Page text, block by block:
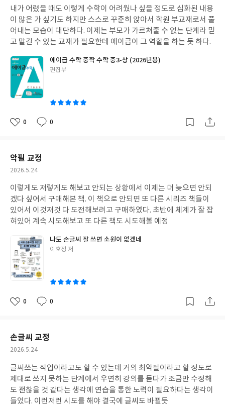
은 시대를 살았더라도 사람마다 경험한 현실은 다르며, 그 차이가
곧 개인의 가치관과 세계관을 형성했다는 사실을 깨닫게 된다.특히
인상적이었던 점은 역사적 사건이 단순히 교과서 속 사실로 존재하
는 것이 아니라 각 세대의 삶에 깊게 스며들어 있다는 점이었다. 예
지만, 어떤 세대에게는 부모의 실직을 경험한 기억이며, 또 다른 세
대에게는 평생 안정적인 직장을 꿈꾸게 만든 계기가 된다. 촛불집회
역시 누군가에게는 민주주의의 승리였지만, 다른 누군가에게는 정
치적 혼란으로 기억될 수 있다.역사를 가르치는 입장에서 이러한 관
점은 매우 중요하다. 학생들은 종종 역사를 정답과 오답으로 구분하
려 한다. 그러나 실제 역사 속 사람들은 정답을 알고 살아간 것이 아
니다. 각자의 위치와 환경, 그리고 시대적 경험 속에서 선택하고 행
원에서 학생들에게 "부모님 세대가 경험한 가장 큰 역사적 사건은
무엇인가?"를 인터뷰해 오게 한다면, 교과서 속 사건이 실제 삶의
기억으로 연결될 수 있다. 또한 IMF, 월드컵, 스마트폰의 등장, 촛불
집회와 같은 사건들을 세대별로 어떻게 기억하는지 비교해 보는 활
동도 가능하다.특히 이 책은 역사 수업을 민주시민교육과 연결하는
데 좋은 소재를 제공한다. 우리는 상대방을 너무 쉽게 규정한다. 특
정 세대를 향해 "꼰대", "요즘 애들", "MZ는 이기적이다"와 같은
표현을 사용하며 서로를 단순화한다. 하지만 책을 읽다 보면 사람들
은 생각보다 훨씬 복합적인 존재이며, 어느 한 세대로 설명할 수 없
는 다양한 궤적을 가지고 살아왔음을 알게 된다.오히려 오늘날 우리
가 배워야 할 것은 상대방을 규정하는 능력이 아니라 이해하는 능력
일지도 모른다. 서로 다른 시대를 살아온 사람들이 왜 그렇게 생각하
을 배우기에 가장 중요한 시기라고 생각한다. 학생들은 앞으로 다양
나 혐오가 아니라 이해와 공감의 능력이다.『세대X한국사』는 그
런 점에서 역사교사에게도 의미 있는 책이다. 단순히 현대사 지식을
지 못하는가", "역사적 경험은 우리의 생각을 어떻게 만드는가"라
는 질문을 던질 수 있게 만든다.역사는 과거의 이야기가 아니다. 지
금 우리 곁에 있는 사람들을 이해하기 위한 가장 좋은 도구다. 『세
대X한국사』는 그 사실을 다시 한번 일깨워 주는 책이었다. 학생들
일
내가 어렸을 때도 이렇게 수학이 어려웠나 싶을 정도로 심화된 내용
이 많은 가 싶기도 하지만 스스로 꾸준히 앉아서 학원 부교재로서 풀
어내는 모습이 대단하다. 이제는 부모가 가르쳐줄 수 없는 단계라 믿
고 맡길 수 있는 교재가 필요한데 에이급이 그 역할을 하는 듯 하다.
에이급 수학 중학 수학 중3-상 (2026년용)
글
편집부
좋
0
댓
0
작
악필 교정
작
일
2026.5.24
이렇게도 저렇게도 해보고 안되는 상황에서 이제는 더 늦으면 안되
겠다 싶어서 구매해본 책. 이 책으로 안되면 또 다른 시리즈 책들이
있어서 이것저것 다 도전해보려고 구매하였다. 초반에 체계가 잘 잡
혀있어 계속 시도해보고 또 다른 책도 시도해볼 예정
나도 손글씨 잘 쓰면 소원이 없겠네
글
이호정 저
좋
0
댓
0
작
손글씨 교정
작
일
2026.5.24
글씨쓰는 직업이라고도 할 수 있는데 거의 최악필이라고 할 정도로
제대로 쓰지 못하는 단계에서 우연히 강의를 듣다가 조금만 수정해
도 괜찮을 것 같다는 생각에 연습을 통한 노력이 필요하다는 생각이
들었다. 이런저런 시도를 해야 결국에 글씨도 바뀔듯